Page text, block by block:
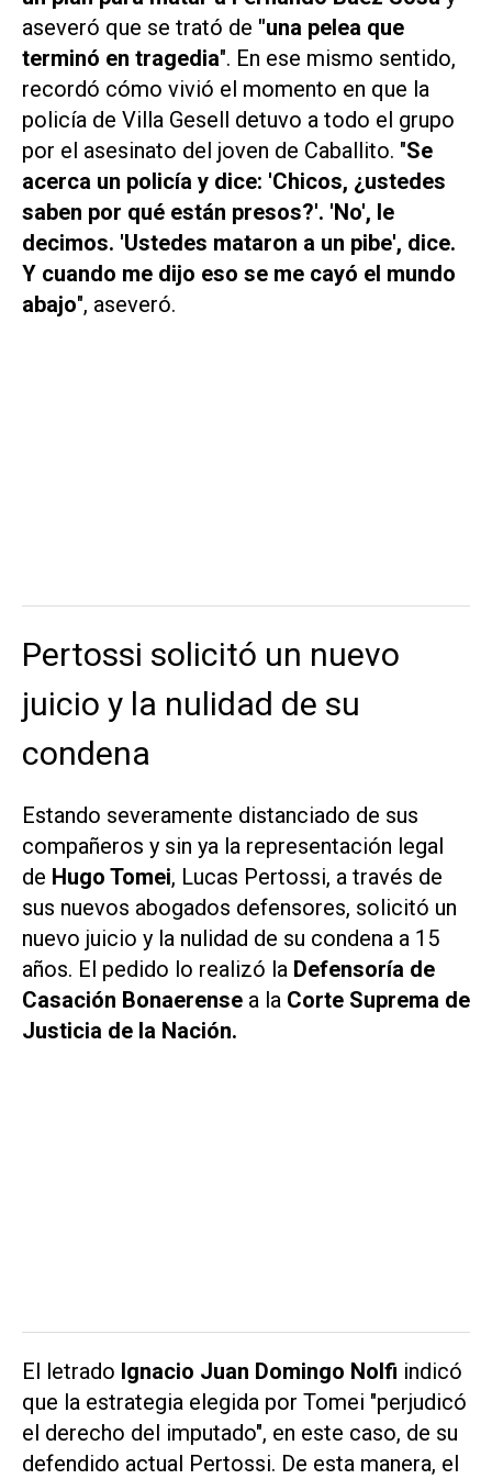
aseveró que se trató de "una pelea que
terminó en tragedia". En ese mismo sentido,
recordó cómo vivió el momento en que la
policía de Villa Gesell detuvo a todo el grupo
por el asesinato del joven de Caballito. "Se
acerca un policía y dice: 'Chicos, ¿ustedes
saben por qué están presos?'. 'No', le
decimos. 'Ustedes mataron a un pibe', dice.
Y cuando me dijo eso se me cayó el mundo
abajo", aseveró.
Pertossi solicitó un nuevo
juicio y la nulidad de su
condena
Estando severamente distanciado de sus
compañeros y sin ya la representación legal
de Hugo Tomei, Lucas Pertossi, a través de
sus nuevos abogados defensores, solicitó un
nuevo juicio y la nulidad de su condena a 15
años. El pedido lo realizó la Defensoría de
Casación Bonaerense a la Corte Suprema de
Justicia de la Nación.
El letrado Ignacio Juan Domingo Nolfi indicó
que la estrategia elegida por Tomei "perjudicó
el derecho del imputado", en este caso, de su
defendido actual Pertossi. De esta manera, el